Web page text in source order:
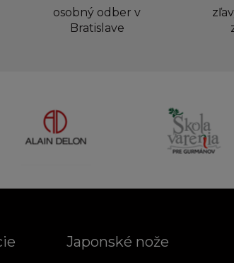
osobný odber v
Bratislave
Japonské nože